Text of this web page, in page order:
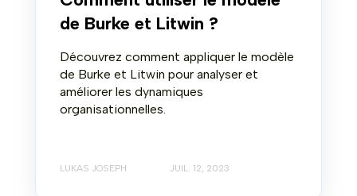
de Burke et Litwin ?
Découvrez comment appliquer le modèle
de Burke et Litwin pour analyser et
améliorer les dynamiques
organisationnelles.
LUKAS JOSEPH JUIL. 12, 2023